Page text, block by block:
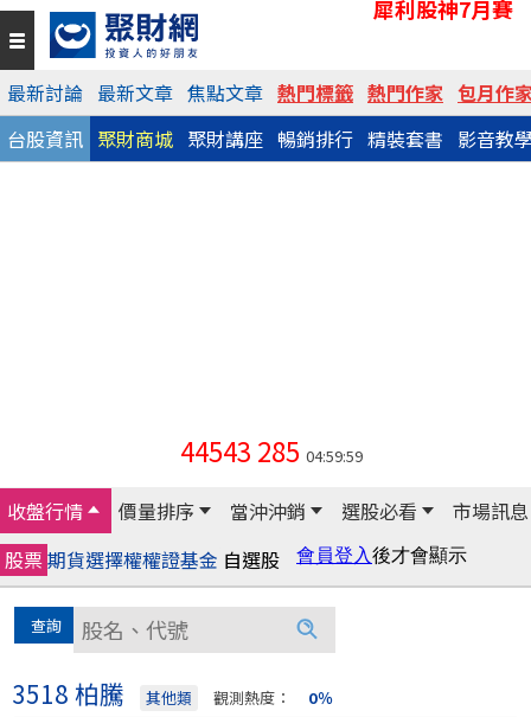
犀利股神7月賽
最新討論 最新文章 焦點文章 熱門標籤 熱門作家 包月作
台股資訊 聚財商城 聚財講座 暢銷排行 精裝套書 影音教
44543 285 04:59:59
收盤行情 價量排序 當沖沖銷 選股必看
市場訊息
股票期貨選擇權權證基金 自選股
3518 柏騰 其他類 觀測熱度： 0％